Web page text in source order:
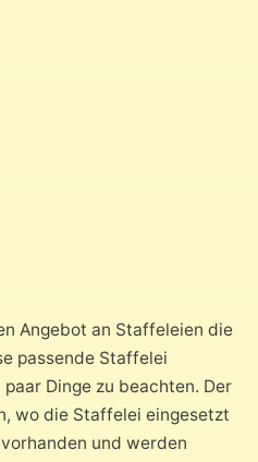
Angebot an Staffeleien die
passende Staffelei
Dinge zu beachten. Der
wo die Staffelei eingesetzt
und werden